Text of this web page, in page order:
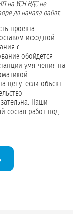
на УСН НДС не
до начала работ.
проекта
исходной
с
обойдётся
умягчения на
цену: если объект
Наши
состав работ под